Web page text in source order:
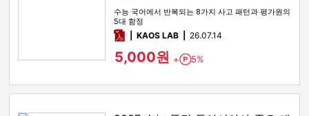
수능 국어에서 반복되는 8가지 사고 패턴과 평가원의
5대 함정
pdfKAOS LAB 26.07.14
5,000원 + Point
5%